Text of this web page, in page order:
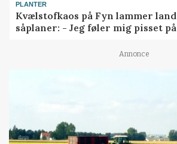
PLANTER
Kvælstofkaos på Fyn lammer
såplaner: - Jeg føler mig pisset på
Annonce